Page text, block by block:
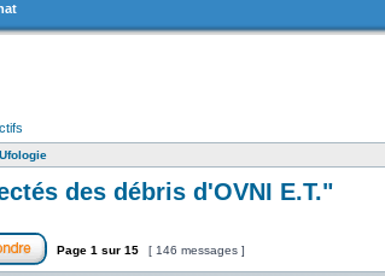
Ufologie
des débris d'OVNI E.T."
Page 1 sur 15 [ 146 messages ]